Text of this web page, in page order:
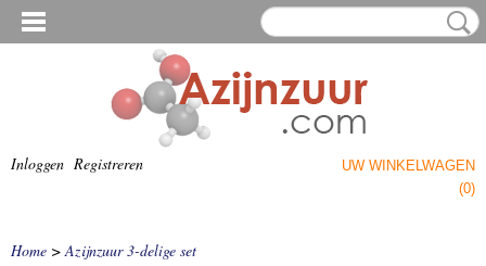
Inloggen Registreren
UW WINKELWAGEN
(0)
Home >Azijnzuur 3-delige set